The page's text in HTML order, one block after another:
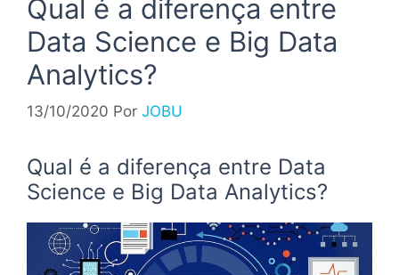
Qual é a diferença entre
Data Science e Big Data
Analytics?
13/10/2020 Por JOBU
Qual é a diferença entre Data
Science e Big Data Analytics?